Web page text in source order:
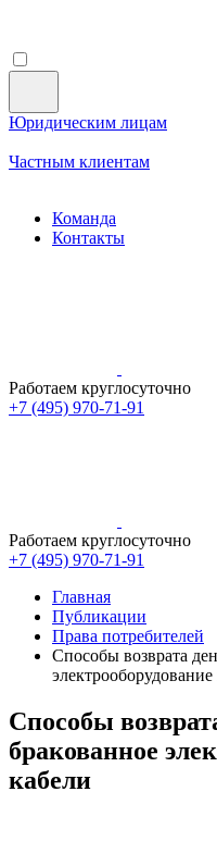
Юридическим лицам
Частным клиентам
Команда
Контакты
Работаем круглосуточно
+7 (495) 970-71-91
Работаем круглосуточно
+7 (495) 970-71-91
Главная
Публикации
Права потребителей
Способы возврата
Способы
бракованное
кабели